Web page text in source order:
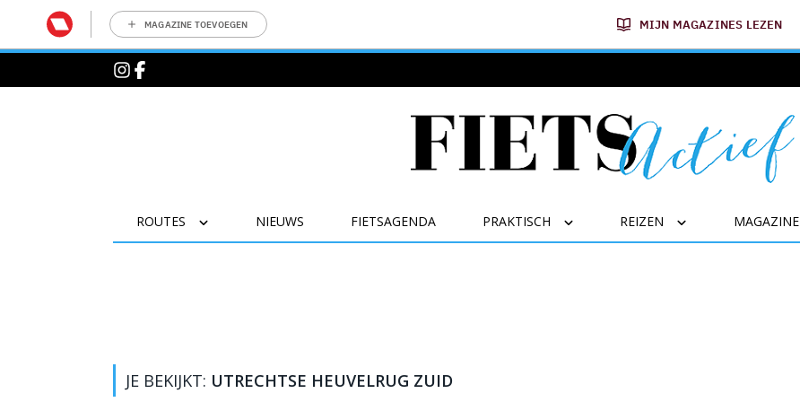
MAGAZINE TOEVOEGEN MIJN MAGAZINES LEZEN
ROUTES NIEUWS FIETSAGENDA PRAKTISCH REIZEN MAGAZINE
JE BEKIJKT: UTRECHTSE HEUVELRUG ZUID